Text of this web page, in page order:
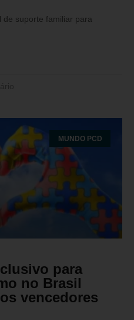
de suporte familiar para
MUNDO PCD
para
no Brasil
vencedores